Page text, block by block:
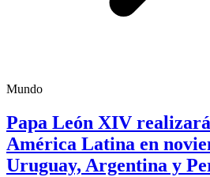
Mundo
Papa León XIV
América Latina en
Uruguay, Argentina y